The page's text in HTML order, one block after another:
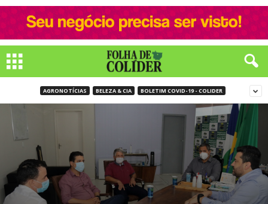
AGRONOTÍCIAS BELEZA & CIA BOLETIM COVID-19 - COLIDER